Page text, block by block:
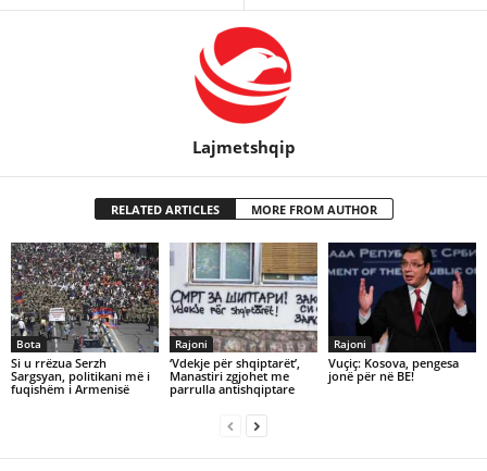
Lajmetshqip
RELATED ARTICLES MORE FROM AUTHOR
Bota
Si u rrëzua Serzh
Sargsyan, politikani më i
fuqishëm i Armenisë
Rajoni
‘Vdekje për shqiptarët’,
Manastiri zgjohet me
parrulla antishqiptare
Rajoni
Vuçiç: Kosova, pengesa
jonë për në BE!